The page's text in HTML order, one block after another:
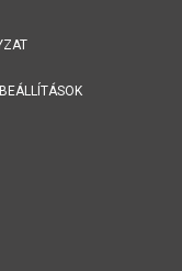
BEÁLLÍTÁSOK